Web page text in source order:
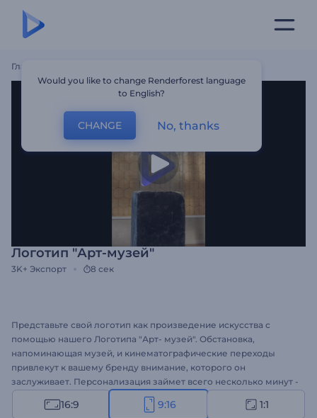
Главная
Логотип "Арт-музей"
3K+ Экспорт 8 сек
Представьте свой логотип как произведение искусства с
помощью нашего Логотипа "Арт- музей". Обстановка,
напоминающая музей, и кинематографические переходы
привлекут к вашему бренду внимание, которого он
заслуживает. Персонализация займет всего несколько минут -
загрузите логотип, напишите слоган и дополните интро
спокойным фоновым музыкальным треком. Это идеальный
16:9 9:16 1:1
Would you like to change Renderforest language
to English?
CHANGE No, thanks